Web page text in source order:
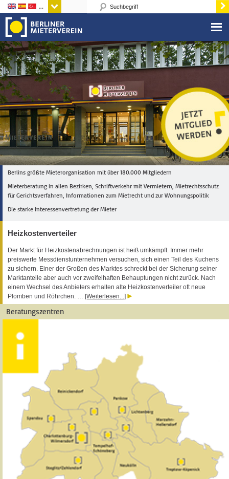
Sprachen
Berlins größte Mieterorganisation mit über 180.000 Mitgliedern
Mieterberatung in allen Bezirken, Schriftverkehr mit Vermietern, Mietrechtsschutz
für Gerichtsverfahren, Informationen zum Mietrecht und zur Wohnungspolitik
Die starke Interessenvertretung der Mieter
Heizkostenverteiler
Der Markt für Heizkostenabrechnungen ist heiß umkämpft. Immer mehr
preiswerte Messdienstunternehmen versuchen, sich einen Teil des Kuchens
zu sichern. Einer der Großen des Marktes schreckt bei der Sicherung seiner
Marktanteile aber auch vor zweifelhaften Behauptungen nicht zurück. Nach
einem Wechsel des Anbieters erhalten alte Heizkostenverteiler oft neue
Plomben und Röhrchen. … [Weiterlesen...]
Beratungszentren